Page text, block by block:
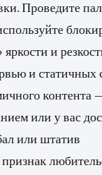
Проведите
и
и статичных
контента
или у вас
или штатив